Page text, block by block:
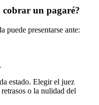
cobrar un pagaré?
puede presentarse ante:
,
estado. Elegir el juez
o la nulidad del